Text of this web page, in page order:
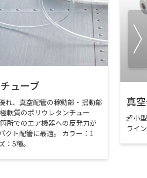
ューブ
れ、真空配管の稼動部・揺動部
軟質のポリウレタンチュー
所でのエア機器への反発力が
クト配管に最適。 カラー：1
：5種。
真
超小
ライ